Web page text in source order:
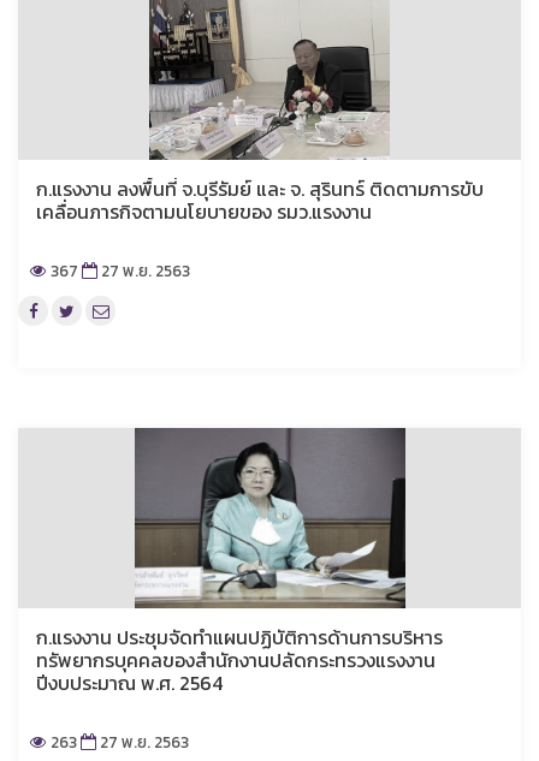
ก.แรงงาน ลงพื้นที่ จ.บุรีรัมย์ และ จ. สุรินทร์ ติดตามการขับ
เคลื่อนภารกิจตามนโยบายของ รมว.แรงงาน
367 27 พ.ย. 2563
ก.แรงงาน ประชุมจัดทำแผนปฏิบัติการด้านการบริหาร
ทรัพยากรบุคคลของสำนักงานปลัดกระทรวงแรงงาน
ปีงบประมาณ พ.ศ. 2564
263 27 พ.ย. 2563